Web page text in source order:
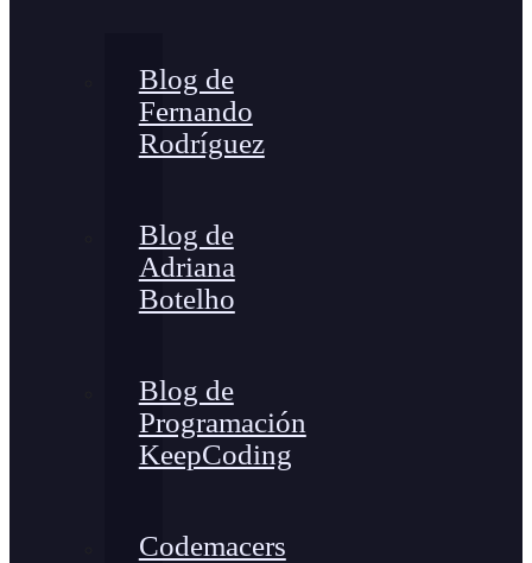
Blog de
Fernando
Rodríguez
Blog de
Adriana
Botelho
Blog de
Programación
KeepCoding
Codemacers